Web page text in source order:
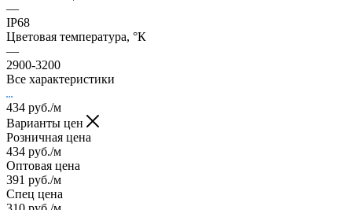
—
IP68
Цветовая температура, °К
—
2900-3200
Все характеристики
434 руб./м
Варианты цен
Розничная цена
434 руб./м
Оптовая цена
391 руб./м
Спец цена